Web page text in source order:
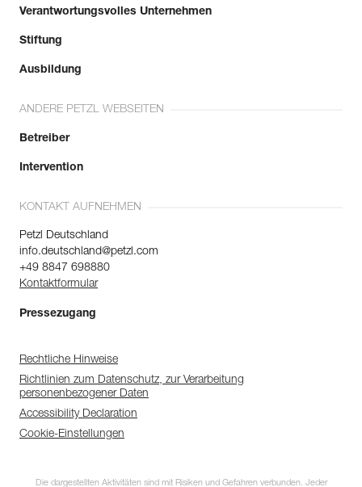
Verantwortungsvolles Unternehmen
Stiftung
Ausbildung
ANDERE PETZL WEBSEITEN
Betreiber
Intervention
KONTAKT AUFNEHMEN
Petzl Deutschland
info.deutschland@petzl.com
+49 8847 698880
Kontaktformular
Pressezugang
Rechtliche Hinweise
Richtlinien zum Datenschutz, zur Verarbeitung
personenbezogener Daten
Accessibility Declaration
Cookie-Einstellungen
Die dargestellten Aktivitäten sind mit Risiken und Gefahren verbunden. Jeder